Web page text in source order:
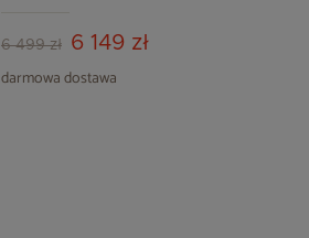
6 499 zł 6 149 zł
darmowa dostawa